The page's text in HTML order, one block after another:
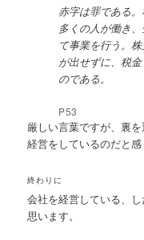
赤字は罪である。
多くの人が働き
て事業を行う。
が出せずに、税
のである。
P53
厳しい言葉ですが、裏
経営をしているのだと感
終わりに
会社を経営している、
思います。